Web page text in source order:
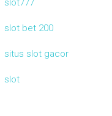
slot777
slot bet 200
situs slot gacor
slot